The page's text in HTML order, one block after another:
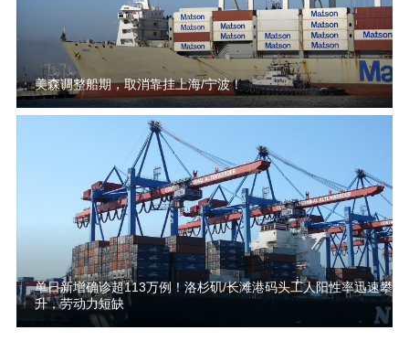
美森调整船期，取消靠挂上海/宁波！
单日新增确诊超113万例！洛杉矶/长滩港码头工人阳性率迅速攀
升，劳动力短缺